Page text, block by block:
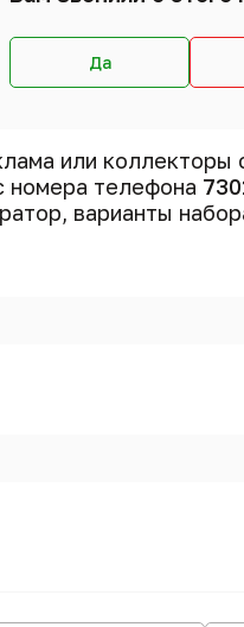
Да
или коллекторы
номера телефона
варианты